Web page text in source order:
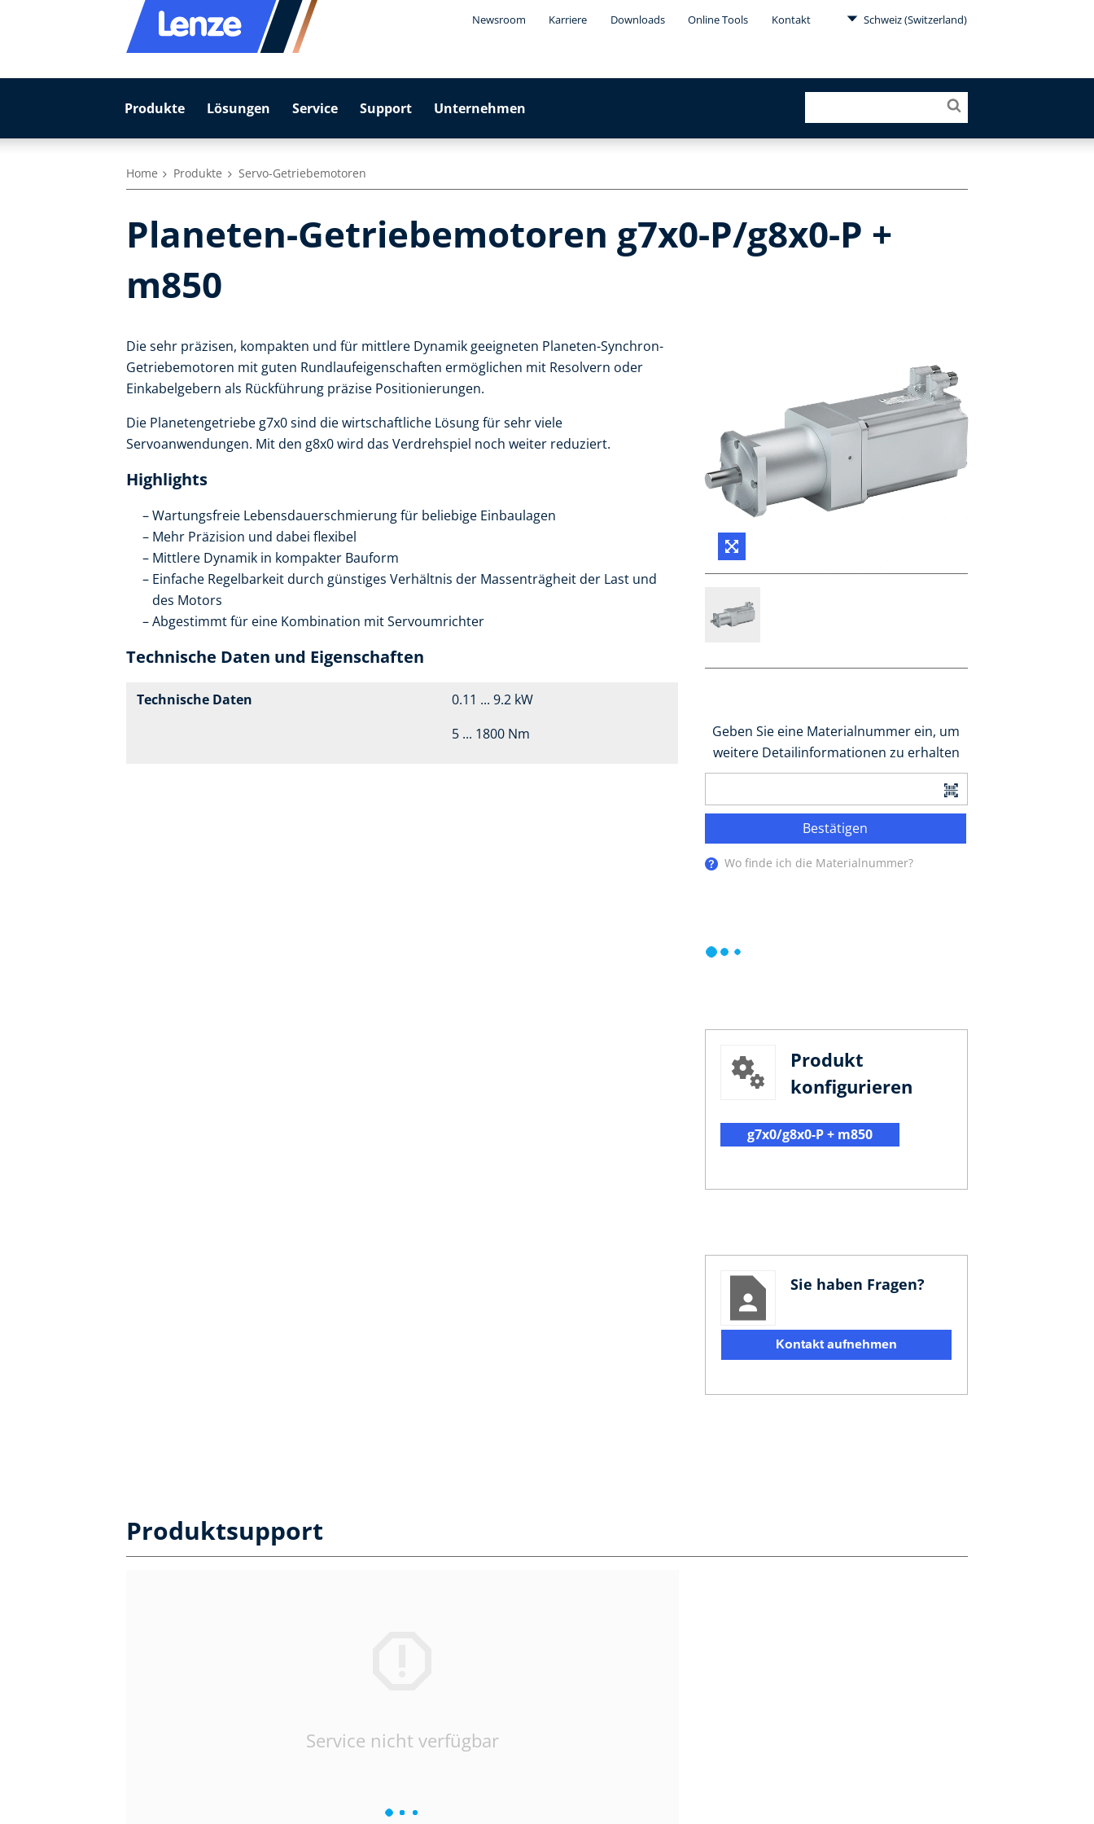
Newsroom Karriere Downloads Online Tools Kontakt Schweiz (Switzerland)
Produkte Lösungen Service Support Unternehmen
Home Produkte Servo-Getriebemotoren
Planeten-Getriebemotoren g7x0-P/g8x0-P +
m850
Die sehr präzisen, kompakten und für mittlere Dynamik geeigneten Planeten-Synchron-
Getriebemotoren mit guten Rundlaufeigenschaften ermöglichen mit Resolvern oder
Einkabelgebern als Rückführung präzise Positionierungen.
Die Planetengetriebe g7x0 sind die wirtschaftliche Lösung für sehr viele
Servoanwendungen. Mit den g8x0 wird das Verdrehspiel noch weiter reduziert.
Highlights
Wartungsfreie Lebensdauerschmierung für beliebige Einbaulagen
Mehr Präzision und dabei flexibel
Mittlere Dynamik in kompakter Bauform
Einfache Regelbarkeit durch günstiges Verhältnis der Massenträgheit der Last und
des Motors
Abgestimmt für eine Kombination mit Servoumrichter
Technische Daten und Eigenschaften
Technische Daten
0.11 ... 9.2 kW
5 ... 1800 Nm
Geben Sie eine Materialnummer ein, um
weitere Detailinformationen zu erhalten
Bestätigen
Wo finde ich die Materialnummer?
Produkt
konfigurieren
g7x0/g8x0-P + m850
Sie haben Fragen?
Kontakt aufnehmen
Produktsupport
Service nicht verfügbar